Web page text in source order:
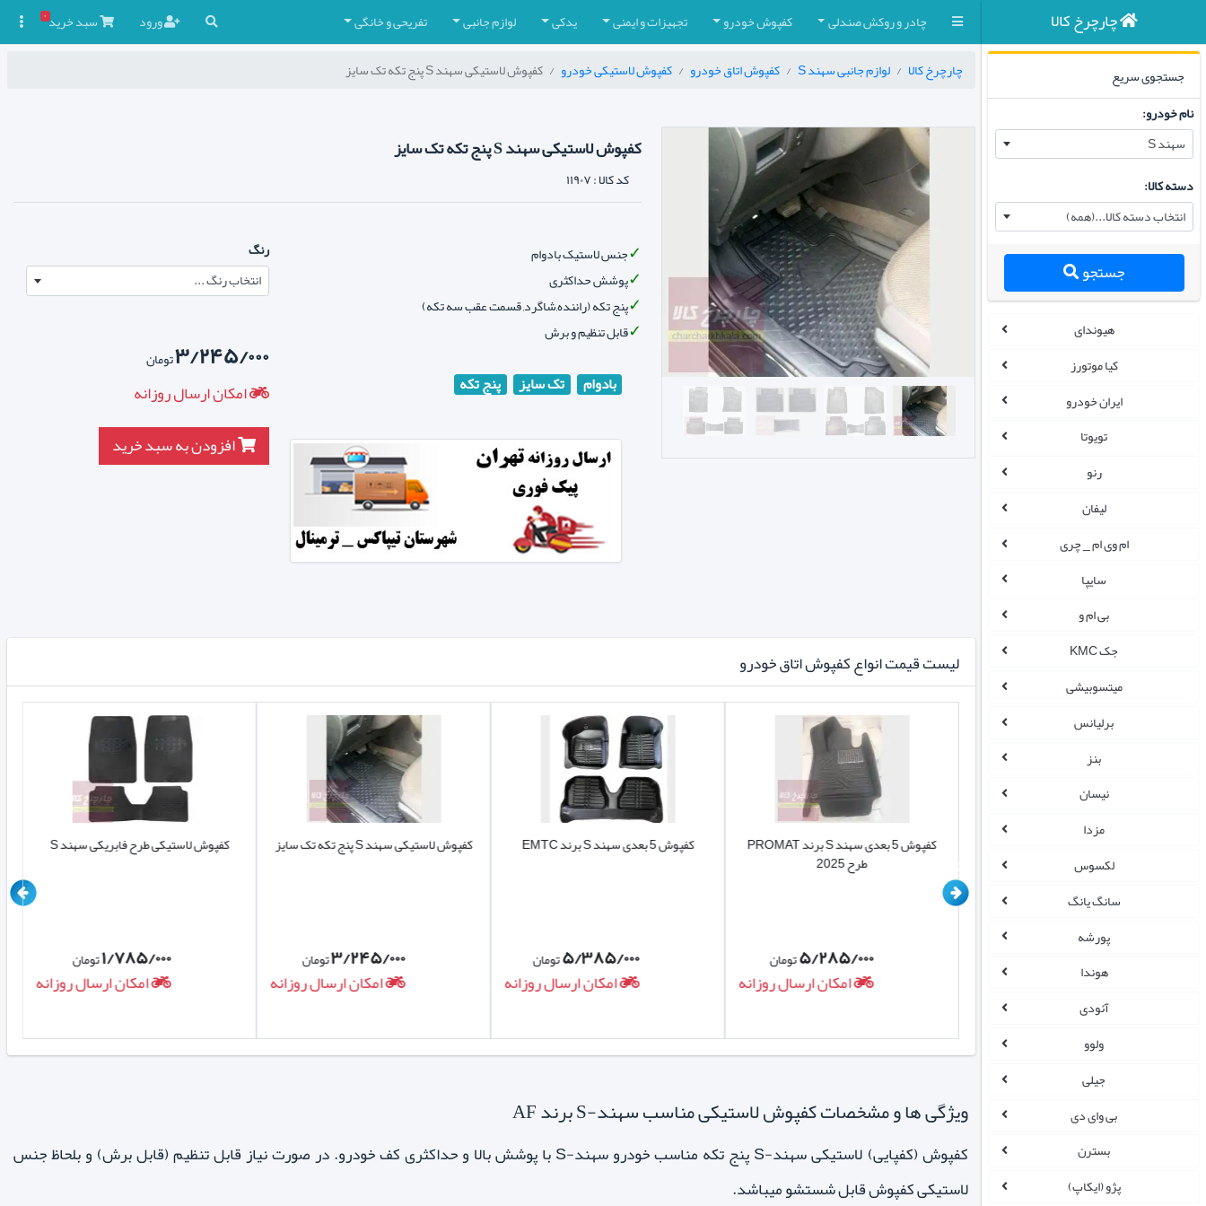
چادر و روکش صندلی کفپوش خودرو تجهیزات و ایمنی یدکی لوازم جانبی تفریحی و خانگی ورود سبدخرید۰ چارچرخ کالا
جستجوی سریع
نام خودرو:
سهند S
دسته کالا:
انتخاب دسته کالا...(همه)
جستجو
هیوندای
کیا موتورز
ایران خودرو
تویوتا
رنو
لیفان
ام وی ام _ چری
سایپا
بی ام و
جک KMC
میتسوبیشی
برلیانس
بنز
نیسان
مزدا
لکسوس
سانگ یانگ
پورشه
هوندا
آئودی
ولوو
جیلی
بی وای دی
بسترن
پژو (ایکاپ)
چارچرخ کالا لوازم جانبی سهند S کفپوش اتاق خودرو کفپوش لاستیکی خودرو کفپوش لاستیکی سهند S پنج تکه تک سایز
کفپوش لاستیکی سهند S پنج تکه تک سایز
کد کالا :۱۱۹۰۷
جنس لاستیک بادوام
پوشش حداکثری
پنج تکه (راننده,شاگرد, قسمت عقب سه تکه)
قابل تنظیم و برش
بادوام تک سایز پنج تکه
رنگ
انتخاب رنگ ...
۳/۲۴۵/۰۰۰تومان
امکان ارسال روزانه
افزودن به سبد خرید
لیست قیمت انواع کفپوش اتاق خودرو
کفپوش لاستیکی طرح فابریکی سهند S
۱/۷۸۵/۰۰۰تومان
امکان ارسال روزانه
کفپوش لاستیکی سهند S پنج تکه تک سایز
۳/۲۴۵/۰۰۰تومان
امکان ارسال روزانه
کفپوش 5 بعدی سهند S برند EMTC
۵/۳۸۵/۰۰۰تومان
امکان ارسال روزانه
کفپوش 5 بعدی سهند S برند PROMAT
طرح 2025
۵/۲۸۵/۰۰۰تومان
امکان ارسال روزانه
صندوق
امکان ارسال روزانه
ویژگی ها و مشخصات کفپوش لاستیکی مناسب سهند-S برند AF
کفپوش (کفپایی) لاستیکی سهند-S پنج تکه مناسب خودرو سهند-S با پوشش بالا و حداکثری کف خودرو. در صورت نیاز قابل تنظیم (قابل برش) و بلحاظ جنس
لاستیکی کفپوش قابل شستشو میباشد.